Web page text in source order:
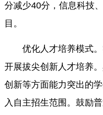
分减少40分，信息科技
目。
优化人才培养模式。实
开展拔尖创新人才培养
创新等方面能力突出的
入自主招生范围。鼓励